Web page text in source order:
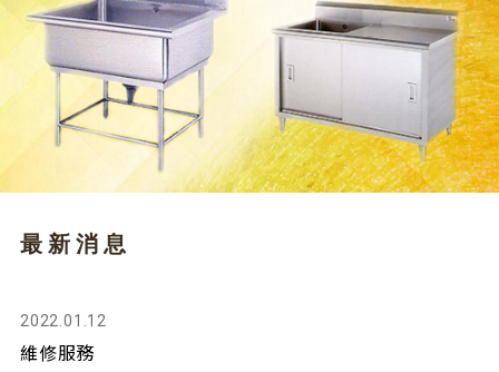
最新消息
2022.01.12
維修服務